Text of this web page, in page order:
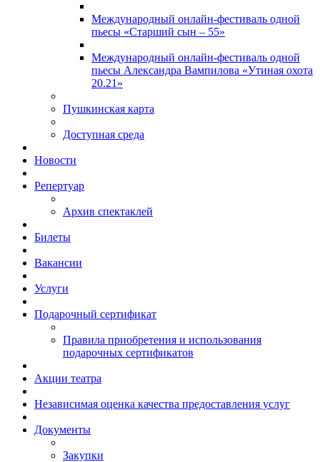
Международный онлайн-фестиваль одной
пьесы «Старший сын – 55»
Международный онлайн-фестиваль одной
пьесы Александра Вампилова «Утиная охота
20.21»
Пушкинская карта
Доступная среда
Новости
Репертуар
Архив спектаклей
Билеты
Вакансии
Услуги
Подарочный сертификат
Правила приобретения и использования
подарочных сертификатов
Акции театра
Независимая оценка качества предоставления услуг
Документы
Закупки